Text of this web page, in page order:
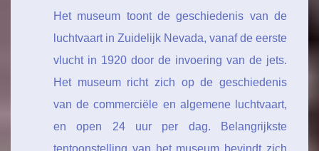
Het museum toont de geschiedenis van de
luchtvaart in Zuidelijk Nevada, vanaf de eerste
vlucht in 1920 door de invoering van de jets.
Het museum richt zich op de geschiedenis
van de commerciële en algemene luchtvaart,
en open 24 uur per dag. Belangrijkste
tentoonstelling van het museum bevindt zich